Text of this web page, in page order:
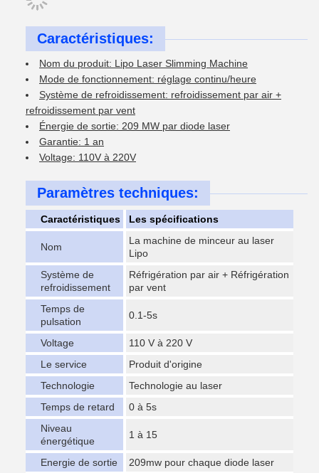
Caractéristiques:
Nom du produit: Lipo Laser Slimming Machine
Mode de fonctionnement: réglage continu/heure
Système de refroidissement: refroidissement par air +
refroidissement par vent
Énergie de sortie: 209 MW par diode laser
Garantie: 1 an
Voltage: 110V à 220V
Paramètres techniques:
Caractéristiques Les spécifications
Nom
La machine de minceur au laser
Lipo
Système de
refroidissement
Réfrigération par air + Réfrigération
par vent
Temps de
pulsation
0.1-5s
Voltage
110 V à 220 V
Le service
Produit d'origine
Technologie
Technologie au laser
Temps de retard
0 à 5s
Niveau
énergétique
1 à 15
Energie de sortie 209mw pour chaque diode laser